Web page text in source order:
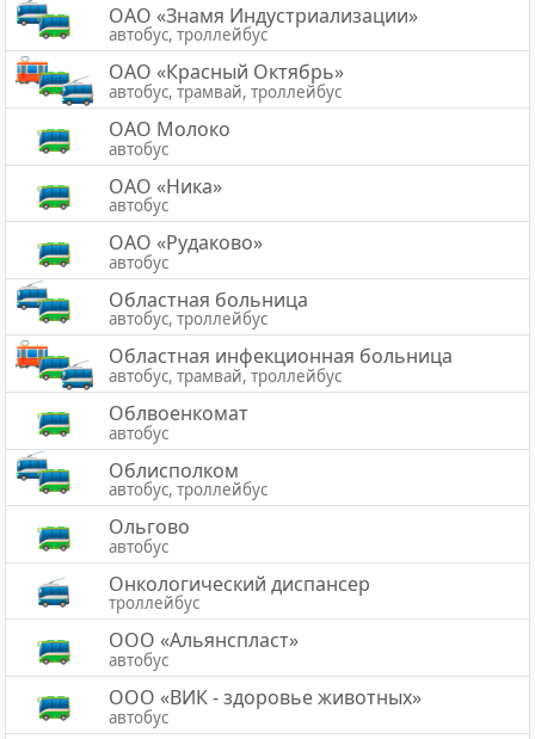
ОАО «Знамя Индустриализации»
автобус, троллейбус
ОАО «Красный Октябрь»
автобус, трамвай, троллейбус
ОАО Молоко
автобус
ОАО «Ника»
автобус
ОАО «Рудаково»
автобус
Областная больница
автобус, троллейбус
Областная инфекционная больница
автобус, трамвай, троллейбус
Облвоенкомат
автобус
Облисполком
автобус, троллейбус
Ольгово
автобус
Онкологический диспансер
троллейбус
ООО «Альянспласт»
автобус
ООО «ВИК - здоровье животных»
автобус